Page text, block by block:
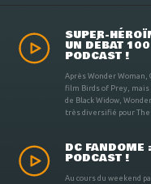
SUPER-
UN DÉBAT
PODCAST !
Après Wonder
film Birds of Prey, mais
de Black Widow,
très diversifié pour The
DC FANDOME
PODCAST !
Au cours du weekend